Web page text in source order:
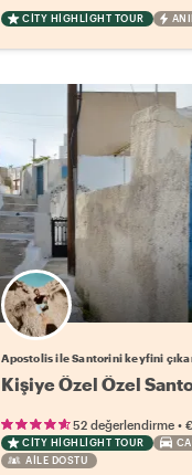
CITY HIGHLIGHT TOUR
Apostolis ile Santorini keyfini
Kişiye Özel Özel
52 değerlendirme •
CITY HIGHLIGHT TOUR
AILE DOSTU